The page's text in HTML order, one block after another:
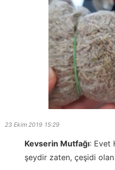
23 Ekim 2019 15:29
Kevserin Mutfağı: Evet
şeydir zaten, çeşidi olan